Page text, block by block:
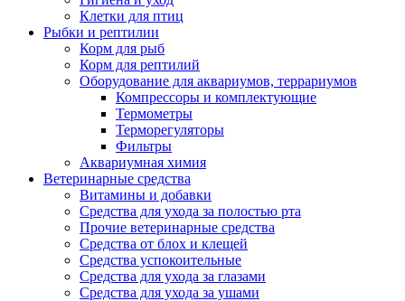
Клетки для птиц
Рыбки и рептилии
Корм для рыб
Корм для рептилий
Оборудование для аквариумов, террариумов
Компрессоры и комплектующие
Термометры
Терморегуляторы
Фильтры
Аквариумная химия
Ветеринарные средства
Витамины и добавки
Средства для ухода за полостью рта
Прочие ветеринарные средства
Средства от блох и клещей
Средства успокоительные
Средства для ухода за глазами
Средства для ухода за ушами